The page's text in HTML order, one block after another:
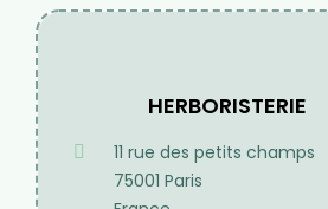
Produit de qualité